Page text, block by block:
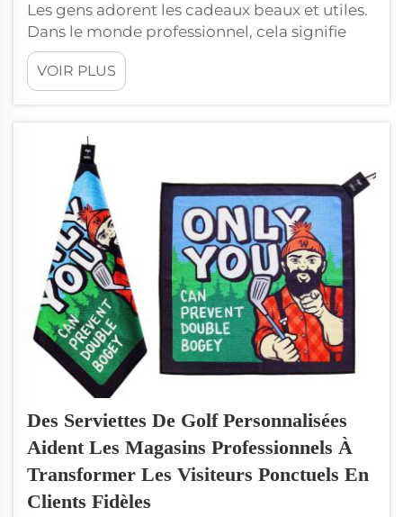
Les gens adorent les cadeaux beaux et utiles.
Dans le monde professionnel, cela signifie
que les entreprises doivent offrir aux
employés des articles qu'ils peuvent
réellement utiliser. Les cadeaux d'entreprise
beaucoup offraient des stylos portant le nom
de leur entreprise...
VOIR PLUS
Des Serviettes De Golf Personnalisées
Aident Les Magasins Professionnels À
Transformer Les Visiteurs Ponctuels En
Clients Fidèles